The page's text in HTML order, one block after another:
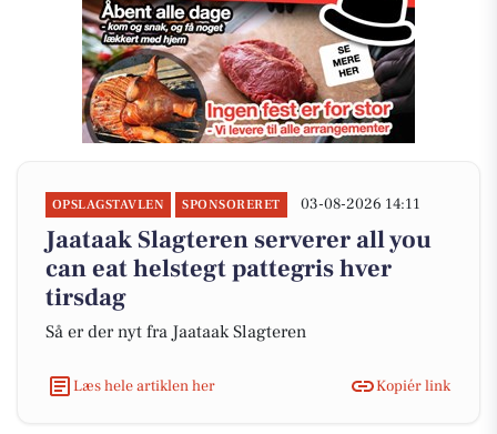
OPSLAGSTAVLEN SPONSORERET 03-08-2026 14:11
Jaataak Slagteren serverer all you
can eat helstegt pattegris hver
tirsdag
Så er der nyt fra Jaataak Slagteren
Læs hele artiklen her Kopiér link